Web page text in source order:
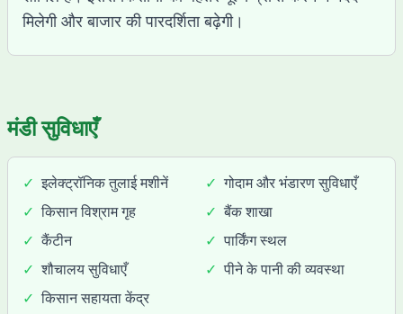
मिलेगी और बाजार की पारदर्शिता बढ़ेगी।
मंडी सुविधाएँ
✓ इलेक्ट्रॉनिक तुलाई मशीनें ✓ गोदाम और भंडारण सुविधाएँ
✓ किसान विश्राम गृह ✓ बैंक शाखा
✓ कैंटीन ✓ पार्किंग स्थल
✓ शौचालय सुविधाएँ ✓ पीने के पानी की व्यवस्था
✓ किसान सहायता केंद्र